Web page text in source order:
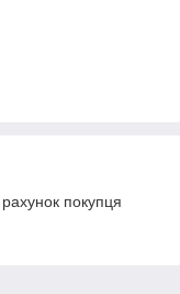
покупця